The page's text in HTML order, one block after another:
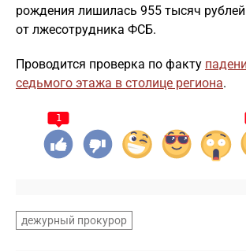
рождения лишилась 955 тысяч
от лжесотрудника ФСБ.
Проводится проверка по факту
седьмого этажа в столице региона.
1
дежурный прокурор